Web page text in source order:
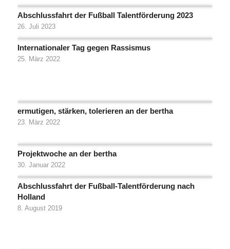
Abschlussfahrt der Fußball Talentförderung 2023
26. Juli 2023
Internationaler Tag gegen Rassismus
25. März 2022
ermutigen, stärken, tolerieren an der bertha
23. März 2022
Projektwoche an der bertha
30. Januar 2022
Abschlussfahrt der Fußball-Talentförderung nach
Holland
8. August 2019